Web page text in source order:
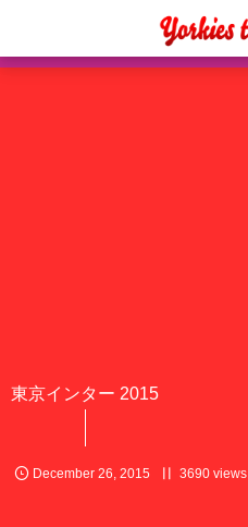
東京インター 2015
December 26 2015 3690 views